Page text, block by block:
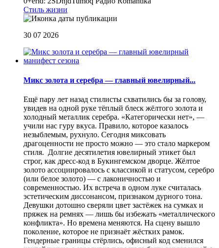
Стиль жизни
30 07 2026
Микс золота и серебра — главный ювелирный...
Ещё пару лет назад стилисты схватились бы за голову,
увидев на одной руке тёплый блеск жёлтого золота и
холодный металлик серебра. «Категорически нет», —
учили нас гуру вкуса. Правило, которое казалось
незыблемым, рухнуло. Сегодня миксовать
драгоценности не просто можно — это стало маркером
стиля. Долгие десятилетия ювелирный этикет был
строг, как дресс-код в Букингемском дворце. Жёлтое
золото ассоциировалось с классикой и статусом, серебро
(или белое золото) — с лаконичностью и
современностью. Их встреча в одном луке считалась
эстетическим диссонансом, признаком дурного тона.
Девушки дотошно сверяли цвет застёжек на сумках и
пряжек на ремнях — лишь бы избежать «металлического
конфликта». Но времена меняются. На сцену вышло
поколение, которое не признаёт жёстких рамок.
Гендерные границы стёрлись, офисный код сменился